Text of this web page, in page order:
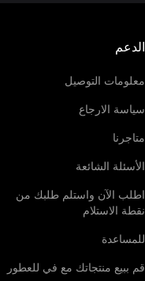
الدعم
معلومات التوصيل
سياسة الارجاع
متاجرنا
الأسئلة الشائعة
اطلب الآن واستلم طلبك من
نقطة الاستلام
للمساعدة
قم ببيع منتجاتك مع في للعطور